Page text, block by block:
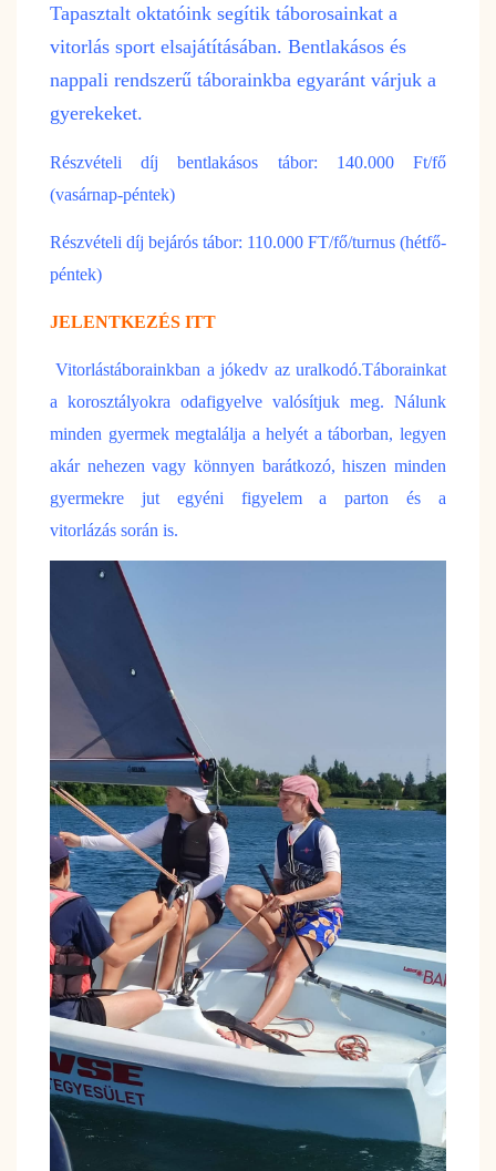
Tapasztalt oktatóink segítik táborosainkat a
vitorlás sport elsajátításában. Bentlakásos és
nappali rendszerű táborainkba egyaránt várjuk a
gyerekeket.
Részvételi díj bentlakásos tábor: 140.000 Ft/fő
(vasárnap-péntek)
Részvételi díj bejárós tábor: 110.000 FT/fő/turnus (hétfő-
péntek)
JELENTKEZÉS ITT
Vitorlástáborainkban a jókedv az uralkodó.Táborainkat
a korosztályokra odafigyelve valósítjuk meg. Nálunk
minden gyermek megtalálja a helyét a táborban, legyen
akár nehezen vagy könnyen barátkozó, hiszen minden
gyermekre jut egyéni figyelem a parton és a
vitorlázás során is.